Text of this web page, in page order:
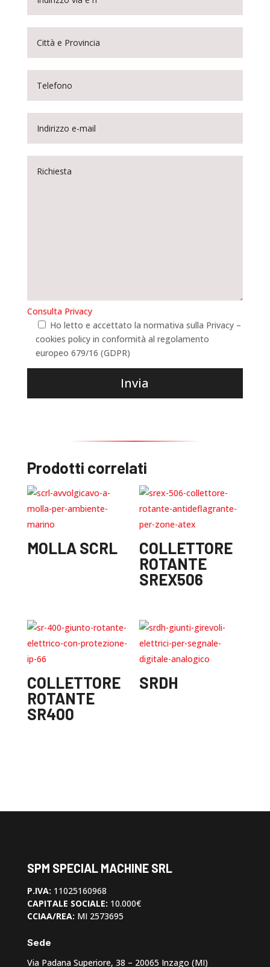
Consulta Privacy
Ho letto e accettato la normativa sulla Privacy –
cookies policy in conformità al regolamento
europeo 679/16 (GDPR)
Invia
Prodotti correlati
MOLLA SCRL
COLLETTORE
ROTANTE
SREX506
COLLETTORE
ROTANTE
SR400
SRDH
SPM SPECIAL MACHINE SRL
P.IVA: 11025160968
CAPITALE SOCIALE: 10.000€
CCIAA/REA: MI 2573695
Sede
Via Padana Superiore, 38 – 20065 Inzago (MI)